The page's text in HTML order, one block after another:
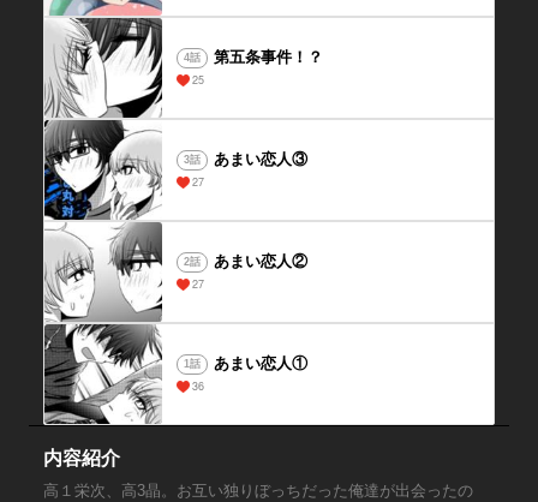
4話 第五条事件！？
25
3話 あまい恋人③
27
2話 あまい恋人②
27
1話 あまい恋人①
36
内容紹介
高１栄次、高3晶。お互い独りぼっちだった俺達が出会ったの